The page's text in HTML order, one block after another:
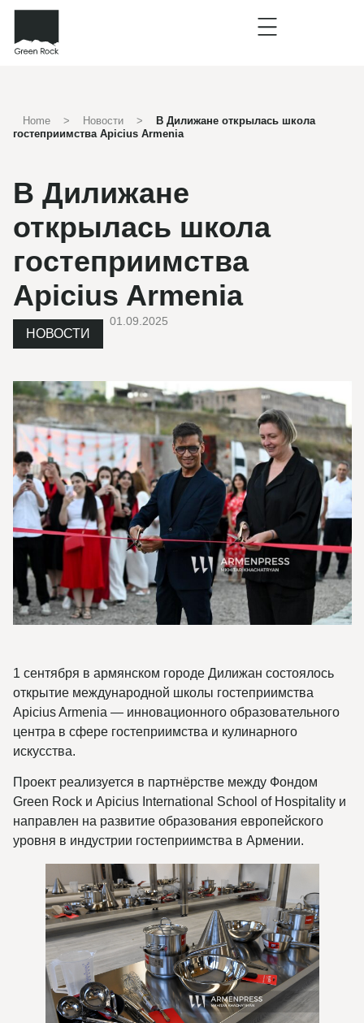
Home > Новости >
В Дилижане открылась школа
гостеприимства Apicius Armenia
В Дилижане
открылась школа
гостеприимства
Apicius Armenia
НОВОСТИ
01.09.2025
1 сентября в армянском городе Дилижан состоялось
открытие международной школы гостеприимства
Apicius Armenia — инновационного образовательного
центра в сфере гостеприимства и кулинарного
искусства.
Проект реализуется в партнёрстве между Фондом
Green Rock и Apicius International School of Hospitality и
направлен на развитие образования европейского
уровня в индустрии гостеприимства в Армении.